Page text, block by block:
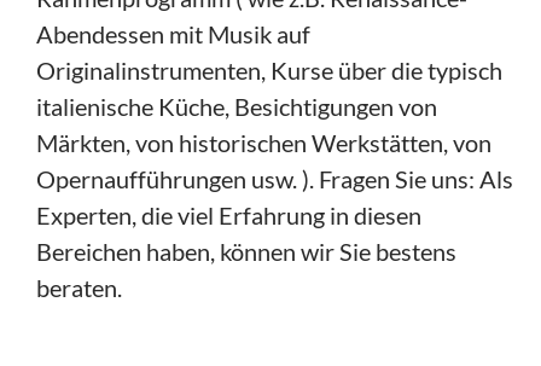
Abendessen mit Musik auf
Originalinstrumenten, Kurse über die typisch
italienische Küche, Besichtigungen von
Märkten, von historischen Werkstätten, von
Opernaufführungen usw. ). Fragen Sie uns: Als
Experten, die viel Erfahrung in diesen
Bereichen haben, können wir Sie bestens
beraten.